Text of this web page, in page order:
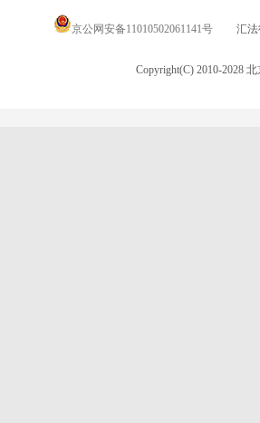
京公网安备11010502061141号 汇法
Copyright(C) 2010-2028